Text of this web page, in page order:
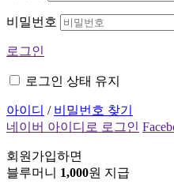
비밀번호
로그인
로그인 상태 유지
아이디 / 비밀번호 찾기
네이버 아이디로 로그인
회원가입하면
블루머니 1,000원 지급